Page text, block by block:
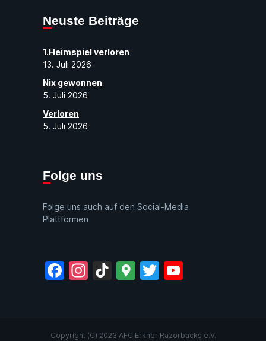
Neuste Beiträge
1.Heimspiel verloren
13. Juli 2026
Nix gewonnen
5. Juli 2026
Verloren
5. Juli 2026
Folge uns
Folge uns auch auf den Social-Media
Plattformen
Facebook
Instagram
TikTok
GoogleTwitter
Copyright (C) 2023 AFC Erkner Razorbacks e.V.